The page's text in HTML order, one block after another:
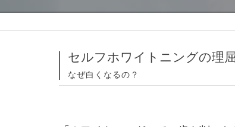
セルフホワイトニングの理
なぜ白くなるの？